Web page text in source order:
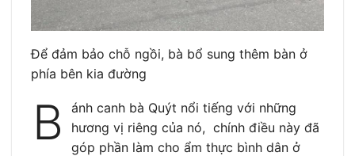
Để đảm bảo chỗ ngồi, bà bổ sung thêm bàn ở
phía bên kia đường
B
ánh canh bà Quýt nổi tiếng với những
hương vị riêng của nó, chính điều này đã
góp phần làm cho ẩm thực bình dân ở